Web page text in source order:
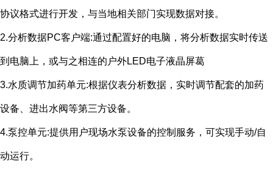
协议格式进行开发，与当地相关部门实现数据对接。
2.分析数据PC客户端:通过配置好的电脑，将分析数据实时传送
到电脑上，或与之相连的户外LED电子液晶屏葛
3.水质调节加药单元:根据仪表分析数据，实时调节配套的加药
设备、进出水阀等第三方设备。
4.泵控单元:提供用户现场水泵设备的控制服务，可实现手动/自
动运行。